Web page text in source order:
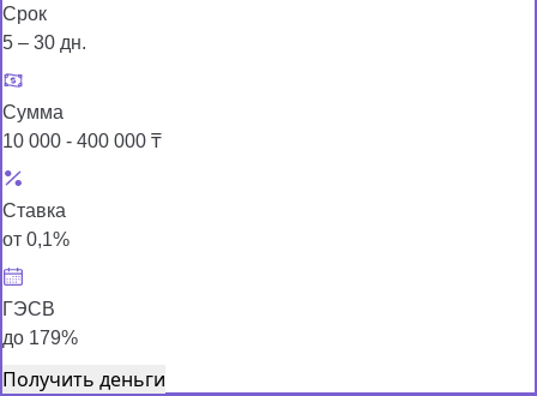
Срок
5 – 30 дн.
Сумма
10 000 - 400 000 ₸
Ставка
от 0,1%
ГЭСВ
до 179%
Получить деньги